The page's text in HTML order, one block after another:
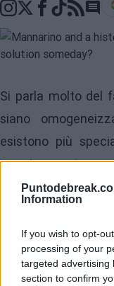
Information
If you wish to opt-
processing of your
targeted advertising
section to confirm
Go to
Si parla molto del
siano
esistono più
ormai passate
seconda che si
sul cogliere di
potenza e la
sempre meno